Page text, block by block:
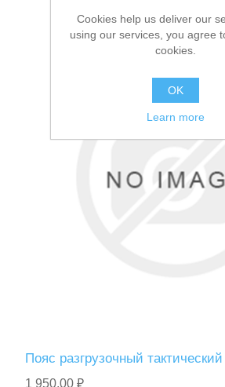
Пояс разгрузочный
1 950,00 ₽
Cookies help us deliver our
using our services, you agree
cookies.
OK
Learn more